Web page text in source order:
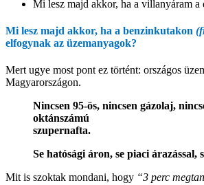
Mi lesz majd akkor, ha a villanyáram a
Mi lesz majd akkor, ha a benzinkutakon
elfogynak az üzemanyagok?
Mert ugye most pont ez történt: országos
Magyarországon.
Nincsen 95-ös, nincsen gázolaj,
oktánszámú
szupernafta.
Se hatósági áron, se piaci árazással,
Mit is szoktak mondani, hogy “3 perc